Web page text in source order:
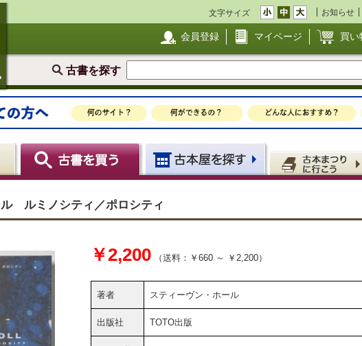
文字サイズ お知らせ
会員登録 マイページ 買い
古書を探す
ルミノシティ／ポロシティ
￥2,200 （送料：￥660 ～ ￥2,200）
著者 スティーヴン・ホール
出版社 TOTO出版